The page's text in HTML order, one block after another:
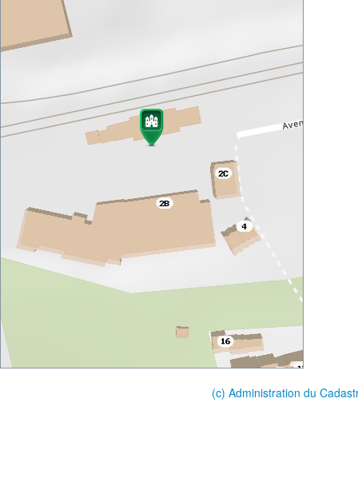
(c) Administration du